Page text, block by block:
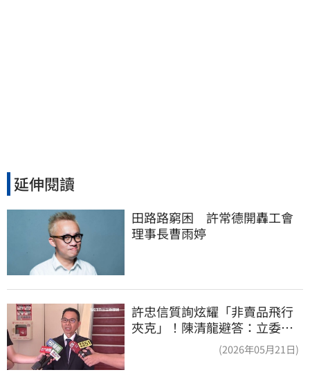
延伸閱讀
田路路窮困　許常德開轟工會
理事長曹雨婷
許忠信質詢炫耀「非賣品飛行
夾克」！陳清龍避答：立委質
(2026年05月21日)